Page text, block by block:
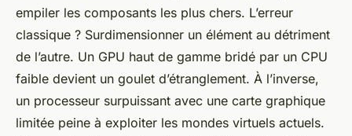
empiler les composants les plus chers. L’erreur
classique ? Surdimensionner un élément au détriment
de l’autre. Un GPU haut de gamme bridé par un CPU
faible devient un goulet d’étranglement. À l’inverse,
un processeur surpuissant avec une carte graphique
limitée peine à exploiter les mondes virtuels actuels.